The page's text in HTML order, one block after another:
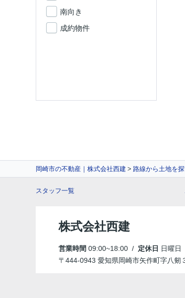
南向き
成約物件
岡崎市の不動産｜株式会社西建 路線から土地を
スタッフ一覧
株式会社西建
営業時間 09:00~18:00 / 定休日 日曜日
〒444-0943 愛知県岡崎市矢作町字八剱